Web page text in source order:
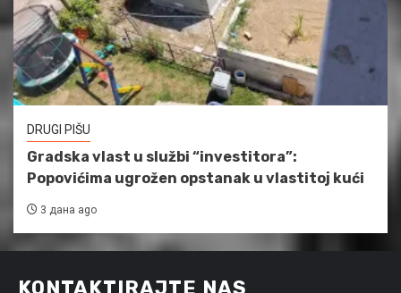
DRUGI PIŠU
Gradska vlast u službi “investitora”:
Popovićima ugrožen opstanak u vlastitoj kući
3 дана ago
KONTAKTIRAJTE NAS